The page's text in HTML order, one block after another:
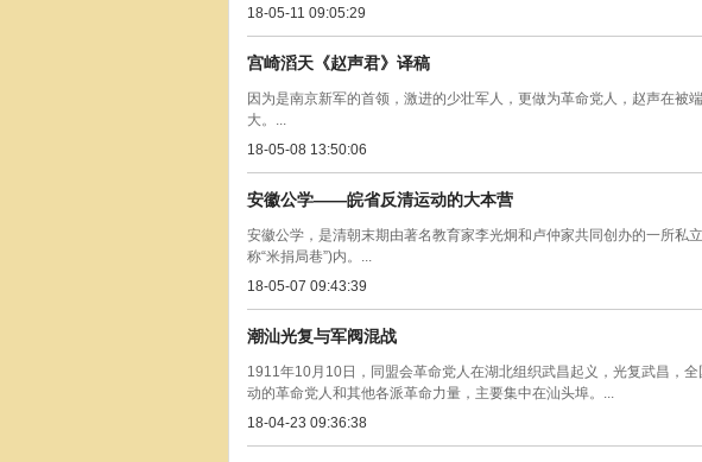
18-05-11 09:05:29
宫崎滔天《赵声君》译稿
因为是南京新军的首领，激进的少壮军人，更做为革命党人，赵声在被
大。...
18-05-08 13:50:06
安徽公学——皖省反清运动的大本营
安徽公学，是清朝末期由著名教育家李光炯和卢仲家共同创办的一所私
称“米捐局巷”)内。...
18-05-07 09:43:39
潮汕光复与军阀混战
1911年10月10日，同盟会革命党人在湖北组织武昌起义，光复武昌，
动的革命党人和其他各派革命力量，主要集中在汕头埠。...
18-04-23 09:36:38